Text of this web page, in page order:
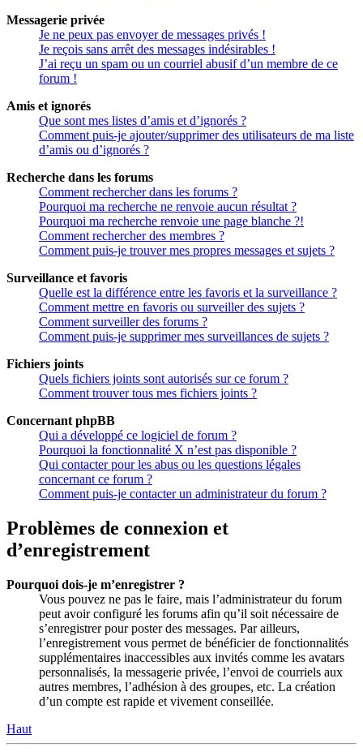
Messagerie privée
Je ne peux pas envoyer de messages privés !
Je reçois sans arrêt des messages indésirables !
J’ai reçu un spam ou un courriel abusif d’un membre de ce
forum !
Amis et ignorés
Que sont mes listes d’amis et d’ignorés ?
Comment puis-je ajouter/supprimer des utilisateurs de ma liste
d’amis ou d’ignorés ?
Recherche dans les forums
Comment rechercher dans les forums ?
Pourquoi ma recherche ne renvoie aucun résultat ?
Pourquoi ma recherche renvoie une page blanche ?!
Comment rechercher des membres ?
Comment puis-je trouver mes propres messages et sujets ?
Surveillance et favoris
Quelle est la différence entre les favoris et la surveillance ?
Comment mettre en favoris ou surveiller des sujets ?
Comment surveiller des forums ?
Comment puis-je supprimer mes surveillances de sujets ?
Fichiers joints
Quels fichiers joints sont autorisés sur ce forum ?
Comment trouver tous mes fichiers joints ?
Concernant phpBB
Qui a développé ce logiciel de forum ?
Pourquoi la fonctionnalité X n’est pas disponible ?
Qui contacter pour les abus ou les questions légales
concernant ce forum ?
Comment puis-je contacter un administrateur du forum ?
Problèmes de connexion et
d’enregistrement
Pourquoi dois-je m’enregistrer ?
Vous pouvez ne pas le faire, mais l’administrateur du forum
peut avoir configuré les forums afin qu’il soit nécessaire de
s’enregistrer pour poster des messages. Par ailleurs,
l’enregistrement vous permet de bénéficier de fonctionnalités
supplémentaires inaccessibles aux invités comme les avatars
personnalisés, la messagerie privée, l’envoi de courriels aux
autres membres, l’adhésion à des groupes, etc. La création
d’un compte est rapide et vivement conseillée.
Haut